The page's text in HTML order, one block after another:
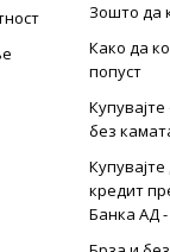
Зошто да
Како да
попуст
без
кредит
Банка АД -